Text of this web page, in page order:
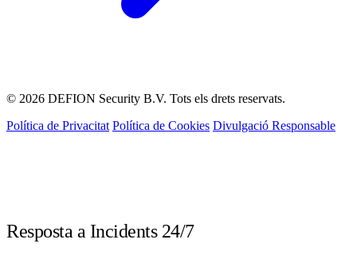
© 2026 DEFION Security B.V. Tots els drets reservats.
Política de Privacitat Política de Cookies Divulgació Responsable
Resposta a Incidents 24/7